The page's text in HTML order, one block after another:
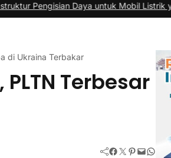
Daya untuk Mobil Listrik yang Perlu
di Ukraina Terbakar
Terbesar
Facebook Twitter Pinterest Mail WhatsApp